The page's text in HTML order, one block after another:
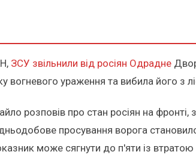
ЗСУ звільнили від росіян Одрадне
вогневого ураження та вибила його з
розповів про стан росіян на фронті,
просування ворога
може сягнути до п'яти із втратою